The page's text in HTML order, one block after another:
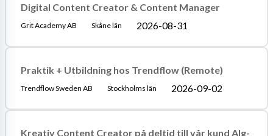
Digital Content Creator & Content Manager
Grit Academy AB Skåne län 2026-08-31
Praktik + Utbildning hos Trendflow (Remote)
Trendflow Sweden AB Stockholms län 2026-09-02
Kreativ Content Creator på deltid till vår kund Alg-